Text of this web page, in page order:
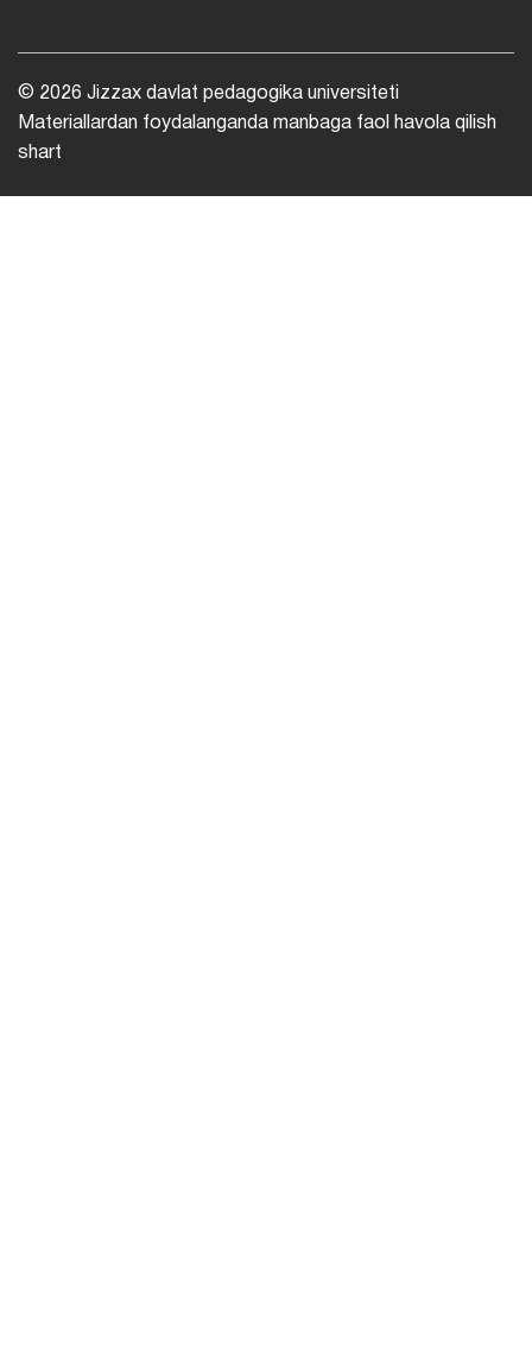
© 2026 Jizzax davlat pedagogika universiteti
Materiallardan foydalanganda manbaga faol havola qilish
shart